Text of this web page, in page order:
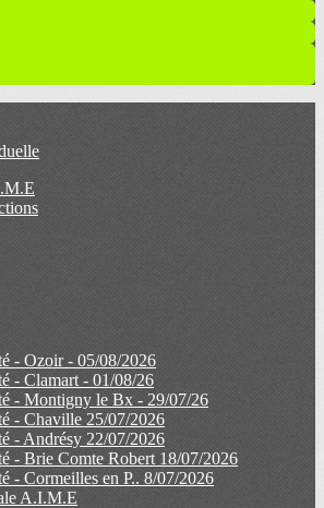
- Ozoir - 05/08/2026
- Clamart - 01/08/26
- Montigny le Bx - 29/07/26
- Chaville 25/07/2026
- Andrésy 22/07/2026
- Brie Comte Robert 18/07/2026
- Cormeilles en P.. 8/07/2026
A.I.M.E